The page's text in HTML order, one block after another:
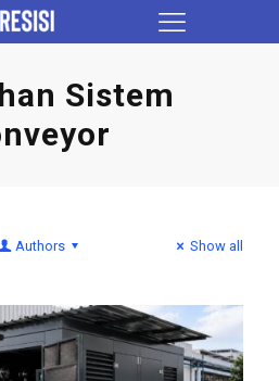
Sistem
Authors Show all